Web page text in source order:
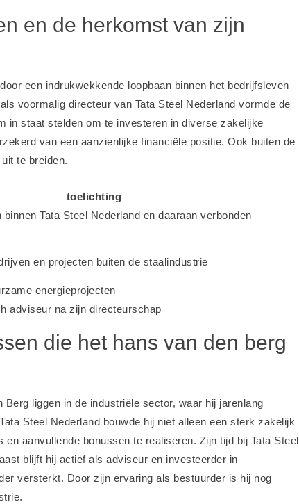
en de herkomst van zijn
een indrukwekkende loopbaan binnen het bedrijfsleven
voormalig directeur van Tata Steel Nederland vormde de
in staat stelden om te investeren in diverse zakelijke
van een aanzienlijke financiële positie. Ook buiten de
te breiden.
toelichting
Tata Steel Nederland en daaraan verbonden
en projecten buiten de staalindustrie
energieprojecten
adviseur na zijn directeurschap
die het hans van den berg
liggen in de industriële sector, waar hij jarenlang
Steel Nederland bouwde hij niet alleen een sterk zakelijk
aanvullende bonussen te realiseren. Zijn tijd bij Tata Steel
blijft hij actief als adviseur en investeerder in
versterkt. Door zijn ervaring als bestuurder is hij nog